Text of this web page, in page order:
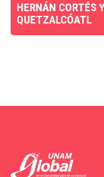
HERNÁN CORTÉS
QUETZALCÓATL